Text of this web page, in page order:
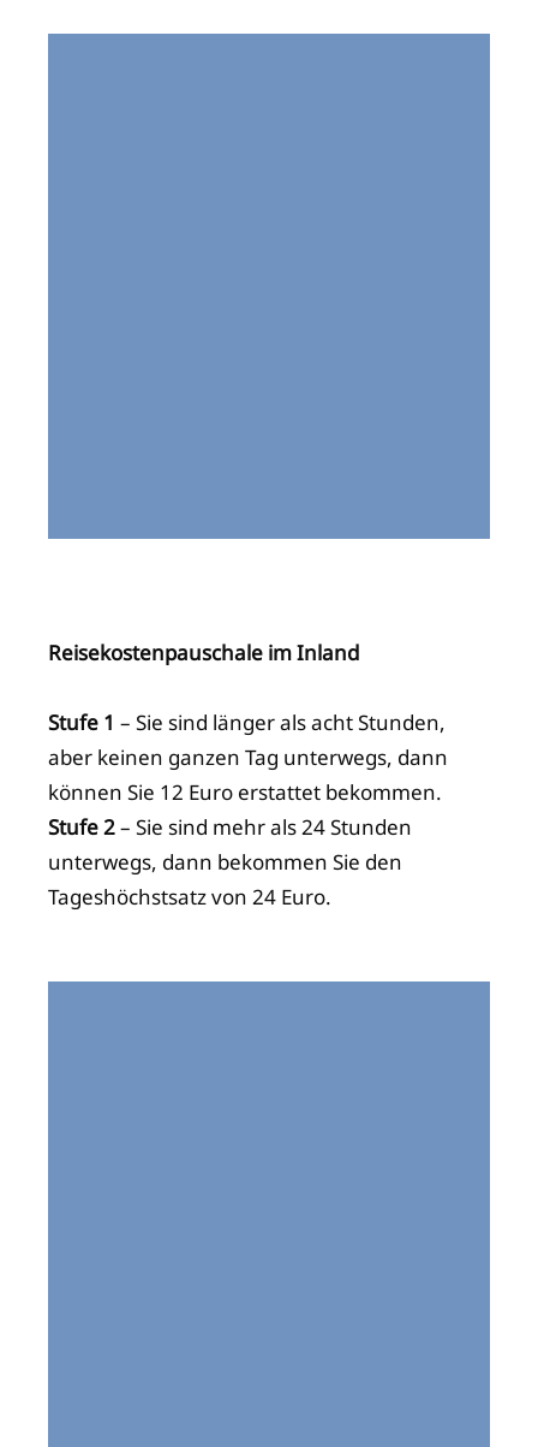
Reisekostenpauschale im Inland
Stufe 1 – Sie sind länger als acht Stunden,
aber keinen ganzen Tag unterwegs, dann
können Sie 12 Euro erstattet bekommen.
Stufe 2– Sie sind mehr als 24 Stunden
unterwegs, dann bekommen Sie den
Tageshöchstsatz von 24 Euro.